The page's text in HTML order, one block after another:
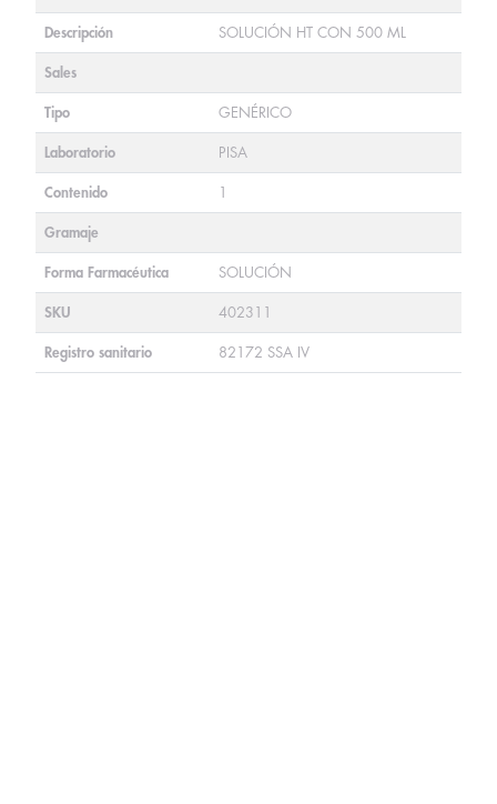
Descripción SOLUCIÓN HT CON 500 ML
Sales
Tipo GENÉRICO
Laboratorio PISA
Contenido 1
Gramaje
Forma Farmacéutica SOLUCIÓN
SKU 402311
Registro sanitario 82172 SSA IV